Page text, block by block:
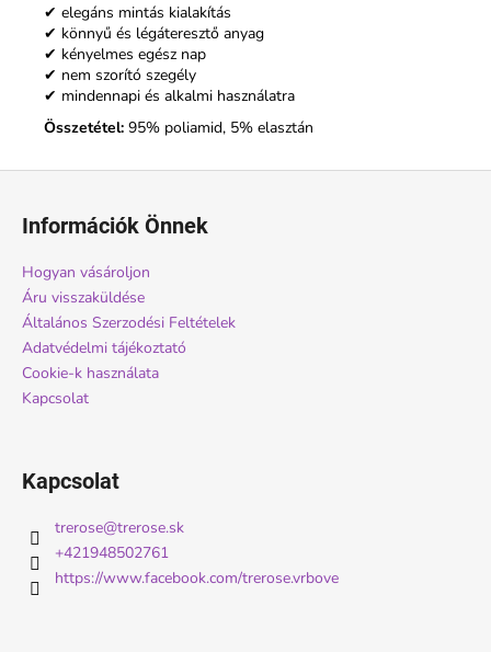
✔ elegáns mintás kialakítás
✔ könnyű és légáteresztő anyag
✔ kényelmes egész nap
✔ nem szorító szegély
✔ mindennapi és alkalmi használatra
Összetétel: 95% poliamid, 5% elasztán
Információk Önnek
Hogyan vásároljon
Áru visszaküldése
Általános Szerzodési Feltételek
Adatvédelmi tájékoztató
Cookie-k használata
Kapcsolat
Kapcsolat
trerose@trerose.sk
+421948502761
https://www.facebook.com/trerose.vrbove